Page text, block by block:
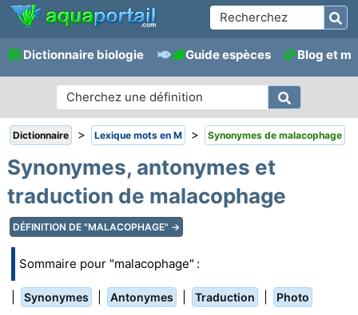
Dictionnaire biologie Guide espèces Blog et
Dictionnaire > Lexique mots en M > Synonymes de malacophage
Synonymes, antonymes et
traduction de malacophage
DÉFINITION DE "MALACOPHAGE" →
Sommaire pour "malacophage" :
Synonymes Antonymes Traduction Photo